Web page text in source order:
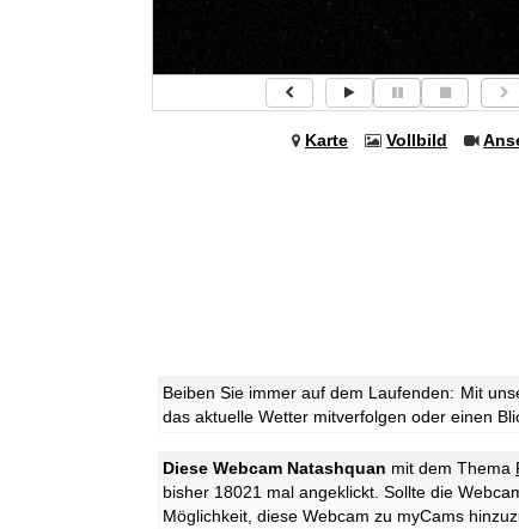
Karte Vollbild
Beiben Sie immer auf dem Laufenden: Mit
das aktuelle Wetter mitverfolgen oder einen
Diese Webcam Natashquan mit dem Thema
bisher 18021 mal angeklickt. Sollte die
Möglichkeit, diese Webcam zu myCams